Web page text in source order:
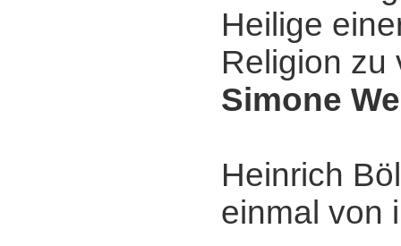
Heilige
Religion zu
Simone
Heinrich
einmal von